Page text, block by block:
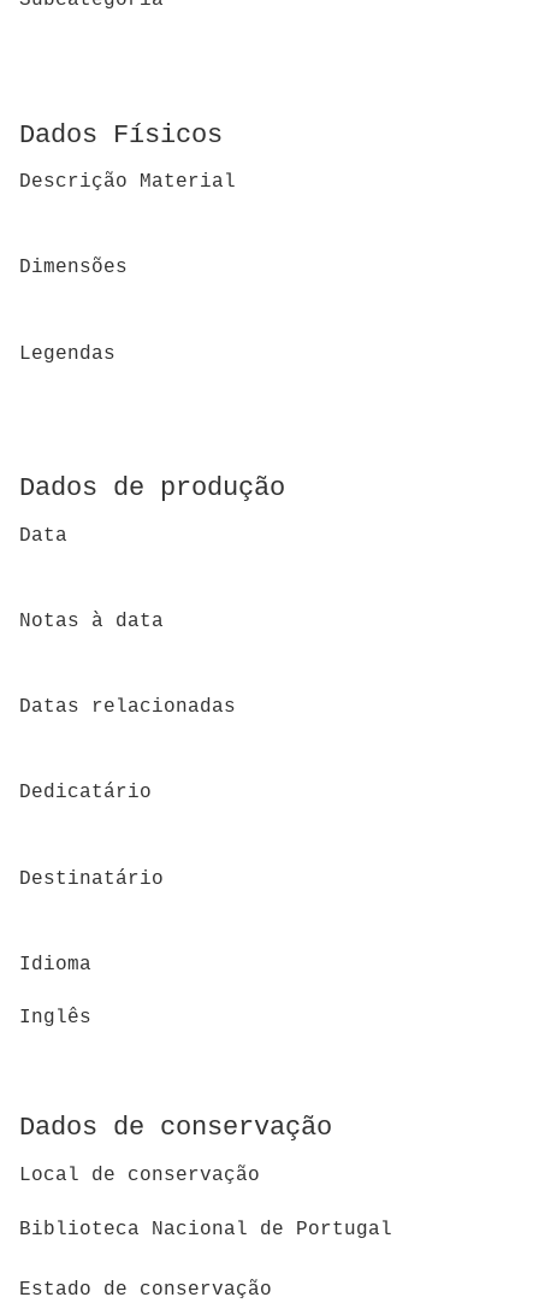
Dados Físicos
Descrição Material
Dimensões
Legendas
Dados de produção
Data
Notas à data
Datas relacionadas
Dedicatário
Destinatário
Idioma
Inglês
Dados de conservação
Local de conservação
Biblioteca Nacional de Portugal
Estado de conservação